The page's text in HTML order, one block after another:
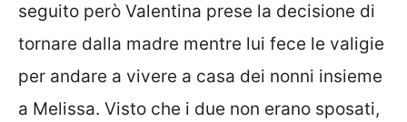
seguito però Valentina prese la decisione di
tornare dalla madre mentre lui fece le valigie
per andare a vivere a casa dei nonni insieme
a Melissa. Visto che i due non erano sposati,